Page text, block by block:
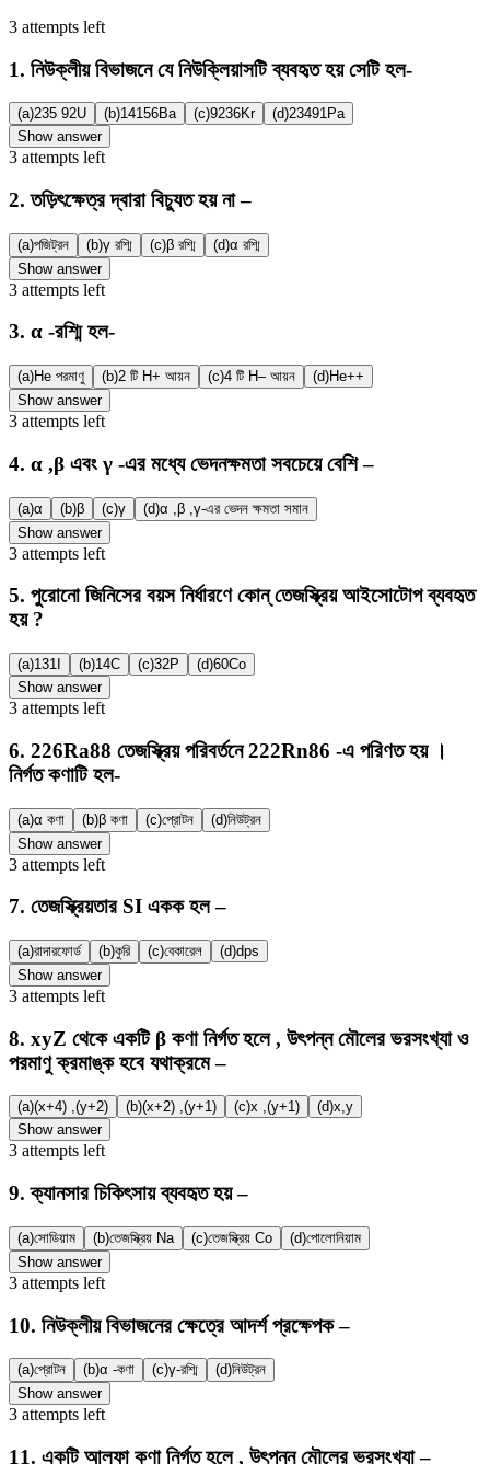
3 attempts left
1. নিউক্লীয় বিভাজনে যে নিউক্লিয়াসটি ব্যবহৃত হয় সেটি হল-
(a)235 92U (b)14156Ba (c)9236Kr (d)23491Pa
Show answer
3 attempts left
2.তড়িৎক্ষেত্র দ্বারা বিচ্যুত হয় না –
(a)পজিট্রন (b)γ রশ্মি (c)β রশ্মি (d)α রশ্মি
Show answer
3 attempts left
3. α -রশ্মি হল-
(a)He পরমাণু (b)2 টি H+ আয়ন (c)4 টি H– আয়ন (d)He++
Show answer
3 attempts left
4. α ,β এবং γ -এর মধ্যে ভেদনক্ষমতা সবচেয়ে বেশি –
(a)α (b)β (c)γ (d)α ,β ,γ-এর ভেদন ক্ষমতা সমান
Show answer
3 attempts left
5. পুরোনো জিনিসের বয়স নির্ধারণে কোন্ তেজস্ক্রিয় আইসোটোপ ব্যবহৃত
হয় ?
(a)131I (b)14C (c)32P (d)60Co
Show answer
3 attempts left
6. 226Ra88 তেজস্ক্রিয় পরিবর্তনে 222Rn86 -এ পরিণত হয় ।
নির্গত কণাটি হল-
(a)α কণা (b)β কণা (c)প্রোটন (d)নিউট্রন
Show answer
3 attempts left
7. তেজস্ক্রিয়তার SI একক হল –
(a)রাদারফোর্ড (b)কুরি (c)বেকারেল (d)dps
Show answer
3 attempts left
8. xyZ থেকে একটি β কণা নির্গত হলে , উৎপন্ন মৌলের ভরসংখ্যা ও
পরমাণু ক্রমাঙ্ক হবে যথাক্রমে –
(a)(x+4) ,(y+2) (b)(x+2) ,(y+1) (c)x ,(y+1) (d)x,y
Show answer
3 attempts left
9.ক্যানসার চিকিৎসায় ব্যবহৃত হয় –
(a)সোডিয়াম (b)তেজস্ক্রিয় Na (c)তেজস্ক্রিয় Co (d)পোলোনিয়াম
Show answer
3 attempts left
10. নিউক্লীয় বিভাজনের ক্ষেত্রে আদর্শ প্রক্ষেপক –
(a)প্রোটন (b)α -কণা (c)γ-রশ্মি (d)নিউট্রন
Show answer
3 attempts left
11. একটি আলফা কণা নির্গত হলে , উৎপন্ন মৌলের ভরসংখ্যা –